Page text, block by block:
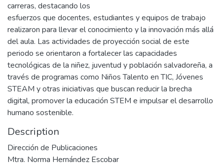
carreras, destacando los
esfuerzos que docentes, estudiantes y equipos de trabajo
realizaron para llevar el conocimiento y la innovación más allá
del aula. Las actividades de proyección social de este
periodo se orientaron a fortalecer las capacidades
tecnológicas de la niñez, juventud y población salvadoreña, a
través de programas como Niños Talento en TIC, Jóvenes
STEAM y otras iniciativas que buscan reducir la brecha
digital, promover la educación STEM e impulsar el desarrollo
humano sostenible.
Description
Dirección de Publicaciones
Mtra. Norma Hernández Escobar